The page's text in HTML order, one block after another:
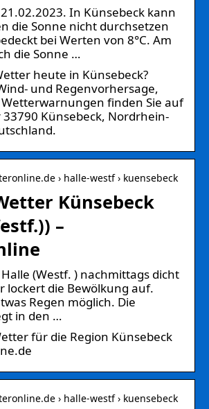
In Künsebeck kann
die Sonne nicht durchsetzen
bei Werten von 8°C. Am
die Sonne …
heute in Künsebeck?
und Regenvorhersage,
finden Sie auf
Künsebeck, Nordrhein-
› halle-westf › kuensebeck
Künsebeck
–
(Westf. ) nachmittags dicht
lockert die Bewölkung auf.
Regen möglich. Die
in den …
für die Region Künsebeck
› halle-westf › kuensebeck